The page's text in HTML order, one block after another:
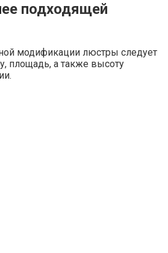
подходящей
модификации люстры следует
площадь, а также высоту